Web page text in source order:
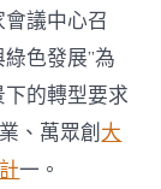
筑
展
望
——
蔬
果
培
會議中心召
色發展”為
的轉型要求
、萬眾創大
一。